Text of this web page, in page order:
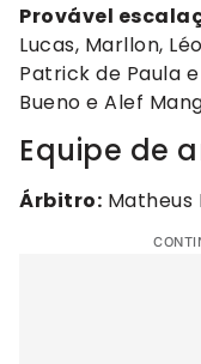
Provável
Lucas, Marllon,
Patrick de Paula
Bueno e Alef
Equipe de
Árbitro: Matheus